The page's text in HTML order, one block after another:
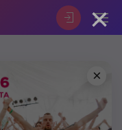
×
×